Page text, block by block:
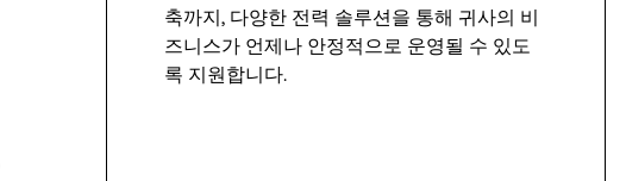
축까지, 다양한 전력 솔루션을 통해 귀사의 비
즈니스가 언제나 안정적으로 운영될 수 있도
록 지원합니다.